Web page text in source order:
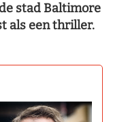
stad Baltimore
als een thriller.